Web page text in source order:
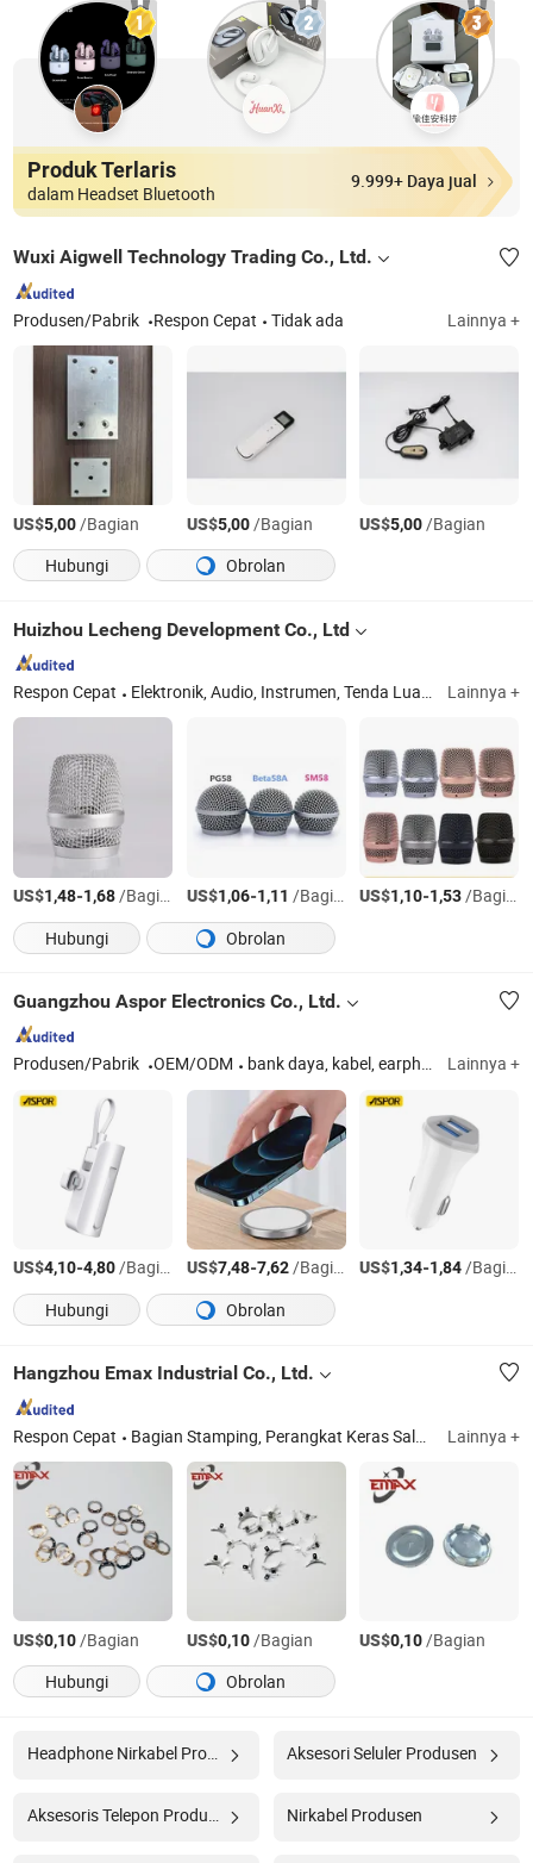
Produk Terlaris
dalam Headset Bluetooth
9.999+ Daya jual
Wuxi Aigwell Technology Trading Co., Ltd.
Produsen/Pabrik Respon Cepat Tidak ada Lainnya +
US$5,00/Bagian US$5,00/Bagian US$5,00/Bagian
Hubungi
Obrolan
Huizhou Lecheng Development Co., Ltd
Respon Cepat Elektronik, Audio, Instrumen, Tenda Luar Ruangan, Panggung, Truss Lainnya +
US$1,48-1,68/Bagian US$1,06-1,11 /Bagian US$1,10-1,53/Bagian
Hubungi
Obrolan
Guangzhou Aspor Electronics Co., Ltd.
Produsen/Pabrik OEM/ODM bank daya, kabel, earphone, pengisi daya Lainnya +
US$4,10-4,80/Bagian US$7,48-7,62/Bagian US$1,34-1,84/Bagian
Hubungi
Obrolan
Hangzhou Emax Industrial Co., Ltd.
Respon Cepat Bagian Stamping, Perangkat Keras Saluran Tiang, Bagian Mesin Pertanian, Bagian Otomotif, Perlengkapan Listrik, Fabrikasi, Bagian Logam Tipis, Bagian Stamping Logam, Sapu Logam, Braket Lainnya +
US$0,10/Bagian US$0,10/Bagian US$0,10/Bagian
Hubungi
Obrolan
Headphone Nirkabel Produsen Aksesori Seluler Produsen
Nirkabel Produsen